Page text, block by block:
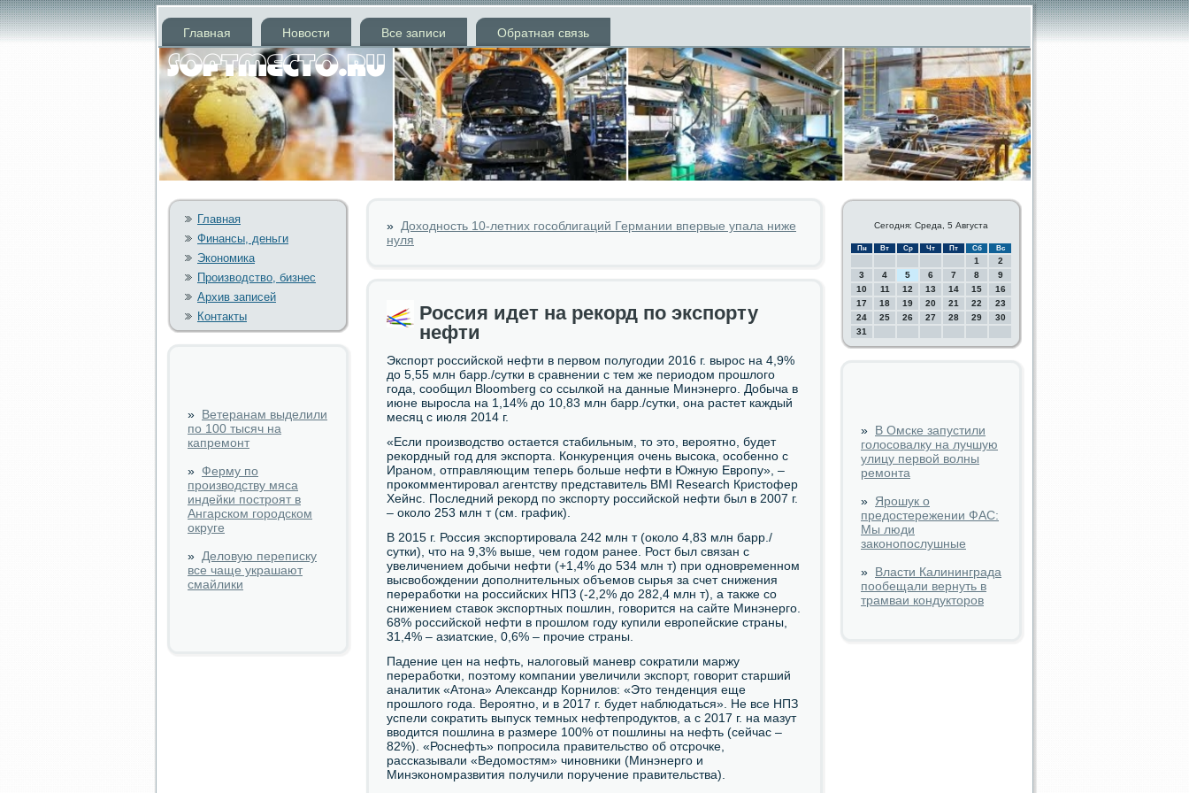
Главная Новости Все записи Обратная связь
Главная
Финансы, деньги
Экономика
Производство, бизнес
Архив записей
Контакты
» Ветеранам выделили
по 100 тысяч на
капремонт
» Ферму по
производству мяса
индейки построят в
Ангарском городском
округе
» Деловую переписку
все чаще украшают
смайлики
» Доходность 10-летних гособлигаций Германии впервые упала ниже
нуля
Россия идет на рекорд по экспорту
нефти
Экспорт российской нефти в первом полугодии 2016 г. вырос на 4,9%
до 5,55 млн барр./сутки в сравнении с тем же периодом прошлого
года, сообщил Bloomberg со ссылкой на данные Минэнерго. Добыча в
июне выросла на 1,14% до 10,83 млн барр./сутки, она растет каждый
месяц с июля 2014 г.
«Если производство остается стабильным, то это, вероятно, будет
рекордный год для экспорта. Конкуренция очень высока, особенно с
Ираном, отправляющим теперь больше нефти в Южную Европу», –
прокомментировал агентству представитель BMI Research Кристофер
Хейнс. Последний рекорд по экспорту российской нефти был в 2007 г.
– около 253 млн т (см. график).
В 2015 г. Россия экспортировала 242 млн т (около 4,83 млн барр./
сутки), что на 9,3% выше, чем годом ранее. Рост был связан с
увеличением добычи нефти (+1,4% до 534 млн т) при одновременном
высвобождении дополнительных объемов сырья за счет снижения
переработки на российских НПЗ (-2,2% до 282,4 млн т), а также со
снижением ставок экспортных пошлин, говорится на сайте Минэнерго.
68% российской нефти в прошлом году купили европейские страны,
31,4% – азиатские, 0,6% – прочие страны.
Падение цен на нефть, налоговый маневр сократили маржу
переработки, поэтому компании увеличили экспорт, говорит старший
аналитик «Атона» Александр Корнилов: «Это тенденция еще
прошлого года. Вероятно, и в 2017 г. будет наблюдаться». Не все НПЗ
успели сократить выпуск темных нефтепродуктов, а с 2017 г. на мазут
вводится пошлина в размере 100% от пошлины на нефть (сейчас –
82%). «Роснефть» попросила правительство об отсрочке,
рассказывали «Ведомостям» чиновники (Минэнерго и
Минэкономразвития получили поручение правительства).
Сегодня: Среда, 5 Августа
Пн Вт Ср Чт Пт Сб Вс
1
2
3
4 5 6 7 8
9
10
11 12 13 14 15
16
17
18 19 20 21 22
23
24
25 26 27 28 29
30
31
» В Омске запустили
голосовалку на лучшую
улицу первой волны
ремонта
» Ярошук о
предостережении ФАС:
Мы люди
законопослушные
» Власти Калининграда
пообещали вернуть в
трамваи кондукторов